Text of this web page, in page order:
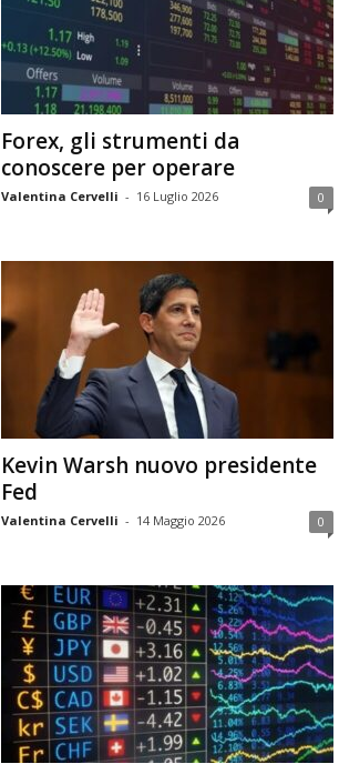
Forex, gli strumenti da
conoscere per operare
Valentina Cervelli - 16 Luglio 2026 0
Kevin Warsh nuovo presidente
Fed
Valentina Cervelli - 14 Maggio 2026 0